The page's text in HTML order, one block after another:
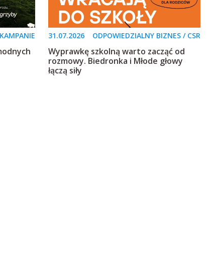
KAMPANIE 31.07.2026 ODPOWIEDZIALNY BIZNES / CSR
Wyprawkę szkolną warto zacząć od
rozmowy. Biedronka i Młode głowy
łączą siły